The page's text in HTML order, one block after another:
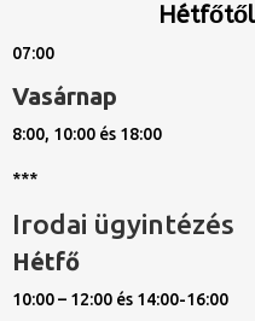
07:00
Vasárnap
8:00, 10:00 és 18:00
***
Irodai ügyintézés
Hétfő
10:00 – 12:00 és 14:00-16:00